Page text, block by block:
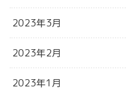
2023年3月
2023年2月
2023年1月